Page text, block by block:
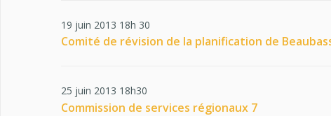
19 juin 2013 18h 30
Comité de révision de la planification de
25 juin 2013 18h30
Commission de services régionaux 7